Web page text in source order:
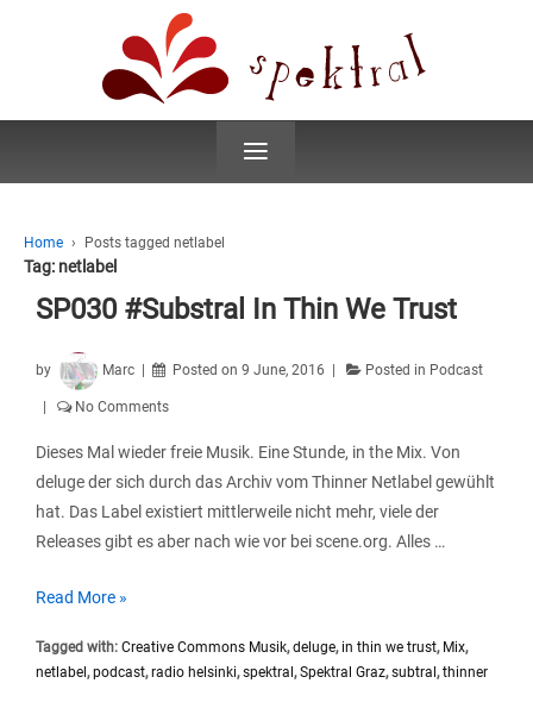
≡
Home › Posts tagged netlabel
Tag: netlabel
SP030 #Substral In Thin We Trust
by Marc Posted on 9 June, 2016 Posted in Podcast
No Comments
Dieses Mal wieder freie Musik. Eine Stunde, in the Mix. Von
deluge der sich durch das Archiv vom Thinner Netlabel gewühlt
hat. Das Label existiert mittlerweile nicht mehr, viele der
Releases gibt es aber nach wie vor bei scene.org. Alles …
SP030
In
Read More »
Tagged with: Creative Commons Musik,deluge, in thin we trust, Mix,
netlabel ,podcast,radio helsinki,spektral ,Spektral Graz,subtral ,thinner